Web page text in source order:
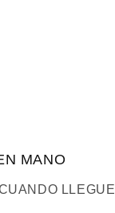
MANO